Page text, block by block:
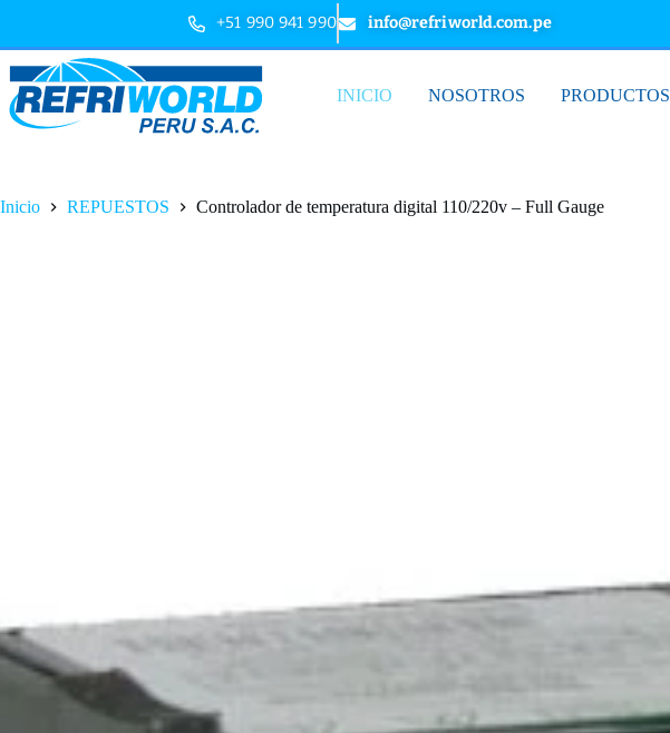
+51 990 941 990 info@refriworld.com.pe
INICIO NOSOTROS PRODUCTOS
Inicio REPUESTOS Controlador de temperatura digital 110/220v – Full Gauge